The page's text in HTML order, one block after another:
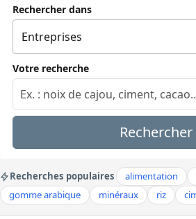
Rechercher dans
Votre recherche
Rechercher
Recherches populaires alimentation
gomme arabique
minéraux riz